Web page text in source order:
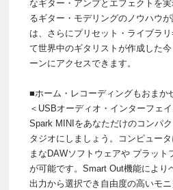
なギター・アンプとエフェクトを
るギター・モデリングのノウハウ
は、さらにプリセット・ライブラ
て世界中のギタリストが作成した
ーンにアクセスできます。
■ホーム・レコーディングもおまか
＜USBオーディオ・インターフェ
Spark MINIをあなただけのコンパ
タジオにしましょう。コンピュー
まなDAWソフトウェアや プラット
が可能です。Smart Out機能により
出力から選択でき自由度の高いモニ